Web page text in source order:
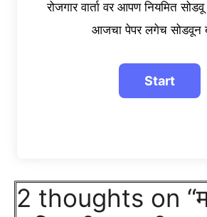
रोजगार वार्ता वर आपण नियमित
आजचा पेपर लगेच सोडवून
2 thoughts on